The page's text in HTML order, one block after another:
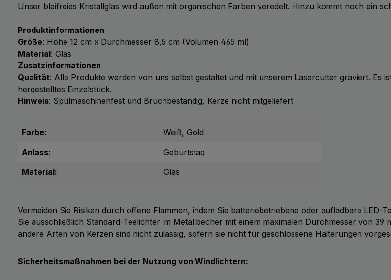
Unser bleifreies Kristallglas wird außen mit organischen Farben veredelt. Hinzu kommt noch ein
Produktinformationen
Größe: Höhe 12 cm x Durchmesser 8,5 cm (Volumen 465 ml)
Material: Glas
Zusatzinformationen
Qualität: Alle Produkte werden von uns selbst gestaltet und mit unserem Lasercutter graviert. Es
hergestelltes Einzelstück.
Hinweis: Spülmaschinenfest und Bruchbeständig, Kerze nicht mitgeliefert
Farbe:
Weiß, Gold
Anlass:
Geburtstag
Material:
Glas
Vermeiden Sie Risiken durch offene Flammen, indem Sie batteriebetriebene oder aufladbare
Sie ausschließlich Standard-Teelichter im Metallbecher mit einem maximalen Durchmesser von
andere Arten von Kerzen sind nicht zulässig, sofern sie nicht für geschlossene Halterungen
Sicherheitsmaßnahmen bei der Nutzung von Windlichtern: